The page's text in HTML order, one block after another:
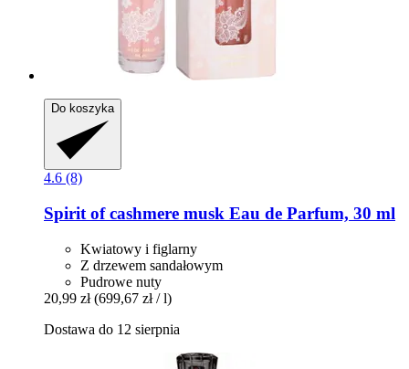
Do koszyka
4.6 (8)
Spirit of cashmere musk Eau de Parfum, 30 ml
Kwiatowy i figlarny
Z drzewem sandałowym
Pudrowe nuty
20,99 zł (699,67 zł / l)
Dostawa do 12 sierpnia